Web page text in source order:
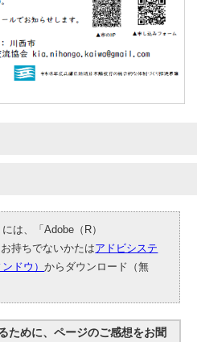
は、「Adobe（R）
持ちでないかたはアドビシステ
ンドウ）からダウンロード（無
ために、ページのご感想をお聞